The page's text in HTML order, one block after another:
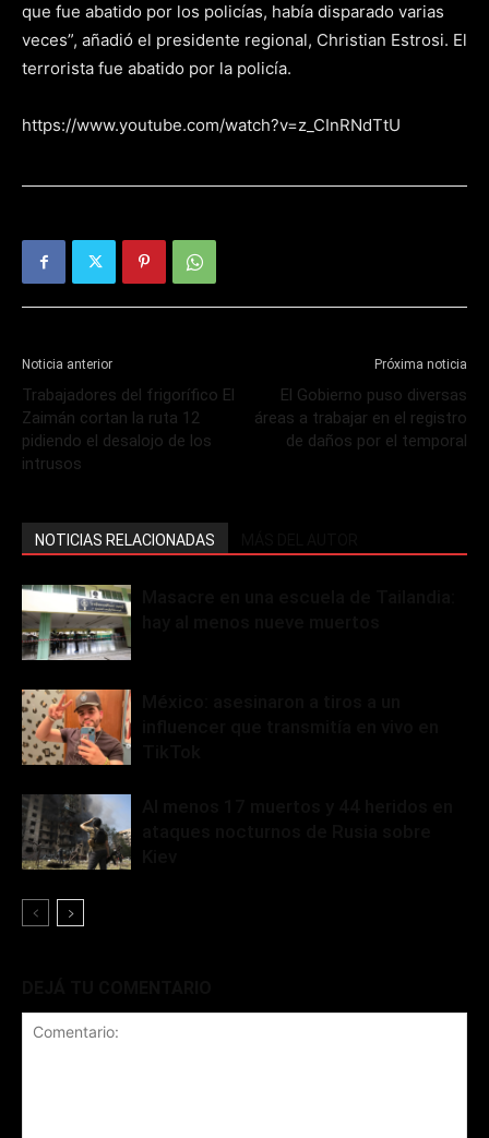
que fue abatido por los policías, había disparado varias
veces”, añadió el presidente regional, Christian Estrosi. El
terrorista fue abatido por la policía.
https://www.youtube.com/watch?v=z_CInRNdTtU
Noticia anterior
Trabajadores del frigorífico El
Zaimán cortan la ruta 12
pidiendo el desalojo de los
intrusos
Próxima noticia
El Gobierno puso diversas
áreas a trabajar en el registro
de daños por el temporal
NOTICIAS RELACIONADAS